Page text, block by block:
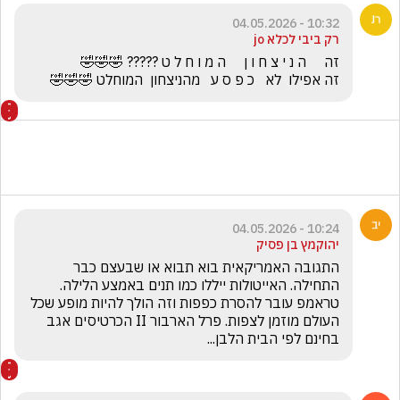
10:32 - 04.05.2026
רק ביבי לכלא jo
זה אפילו  לא   כ פ ס ע   מהניצחון  המוחלט 🤣🤣🤣
10:24 - 04.05.2026
יהוקמץ בן פסיק
בחינם לפי הבית הלבן...